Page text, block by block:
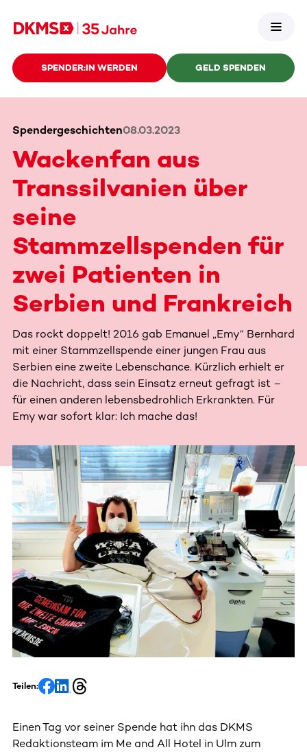
SPENDER:IN WERDEN GELD SPENDEN
Spendergeschichten08.03.2023
Wackenfan aus
Transsilvanien über
seine
Stammzellspenden für
zwei Patienten in
Serbien und Frankreich
Das rockt doppelt! 2016 gab Emanuel „Emy“ Bernhard
mit einer Stammzellspende einer jungen Frau aus
Serbien eine zweite Lebenschance. Kürzlich erhielt er
die Nachricht, dass sein Einsatz erneut gefragt ist –
für einen anderen lebensbedrohlich Erkrankten. Für
Emy war sofort klar: Ich mache das!
Teilen:
Einen Tag vor seiner Spende hat ihn das DKMS
Redaktionsteam im Me and All Hotel in Ulm zum